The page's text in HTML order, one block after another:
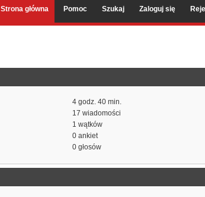
Strona główna Pomoc Szukaj Zaloguj się
4 godz. 40 min.
17 wiadomości
1 wątków
0 ankiet
0 głosów